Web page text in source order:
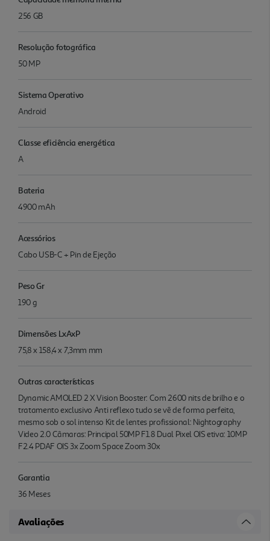
256 GB
Resolução fotográfica
50 MP
Sistema Operativo
Android
Classe eficiência energética
A
Bateria
4900 mAh
Acessórios
Cabo USB-C + Pin de Ejeção
Peso Gr
190 g
Dimensões LxAxP
75,8 x 158,4 x 7,3mm mm
Outras características
Dynamic AMOLED 2 X Vision Booster: Com 2600 nits de brilho e o
tratamento exclusivo Anti reflexo tudo se vê de forma perfeita,
mesmo sob o sol intenso Kit de lentes profissional: Nightography
Video 2.0 Câmaras: Principal 50MP F1.8 Dual Pixel OIS etiva: 10MP
F2.4 PDAF OIS 3x Zoom Space Zoom 30x
Garantia
36 Meses
Avaliações